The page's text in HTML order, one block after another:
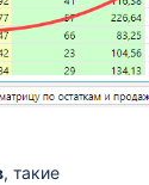
, такие